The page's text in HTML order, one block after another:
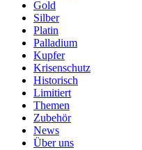
Gold
Silber
Platin
Palladium
Kupfer
Krisenschutz
Historisch
Limitiert
Themen
Zubehör
News
Über uns